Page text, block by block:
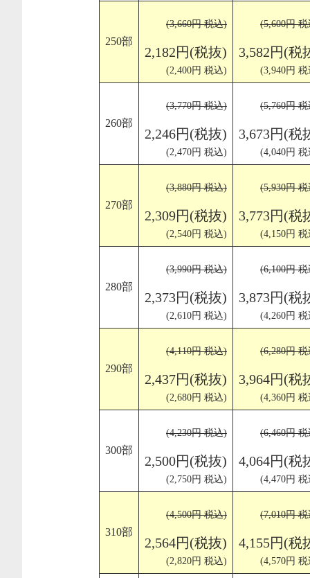
250部
(3,660円 税込)
2,182円(税抜)
(2,400円 税込)
(5,600円
3,582円(税
(3,940円
260部
(3,770円 税込)
2,246円(税抜)
(2,470円 税込)
(5,760円
3,673円(税
(4,040円
270部
(3,880円 税込)
2,309円(税抜)
(2,540円 税込)
(5,930円
3,773円(税
(4,150円
280部
(3,990円 税込)
2,373円(税抜)
(2,610円 税込)
(6,100円
3,873円(税
(4,260円
290部
(4,110円 税込)
2,437円(税抜)
(2,680円 税込)
(6,280円
3,964円(税
(4,360円
300部
(4,230円 税込)
2,500円(税抜)
(2,750円 税込)
(6,460円
4,064円(税
(4,470円
310部
(4,500円 税込)
2,564円(税抜)
(2,820円 税込)
(7,010円
4,155円(税
(4,570円